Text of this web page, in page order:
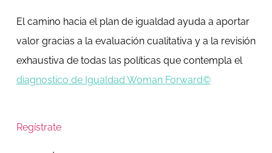
El camino hacia el plan de igualdad ayuda a aportar
valor gracias a la evaluación cualitativa y a la revisión
exhaustiva de todas las políticas que contempla el
diagnostico de Igualdad Woman Forward©
Regístrate